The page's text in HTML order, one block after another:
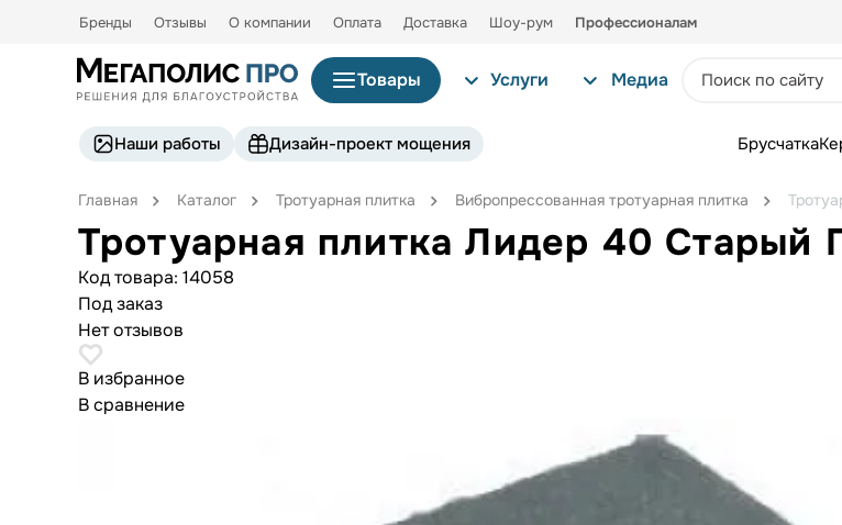
Бренды Отзывы О компании Оплата Доставка Шоу-рум Профессионалам
Товары Услуги Медиа
Наши работы Дизайн-проект мощения Брусчатка
Главная Каталог Тротуарная плитка Вибропрессованная тротуарная плитка
Тротуарная плитка Лидер 40 Старый
Код товара: 14058
Под заказ
Нет отзывов
В избранное
В сравнение